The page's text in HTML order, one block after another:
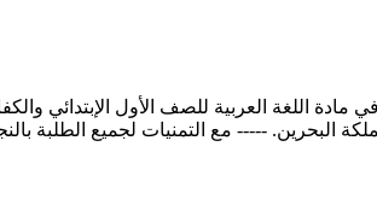
اللغة العربية للصف الأول الإبتدائي